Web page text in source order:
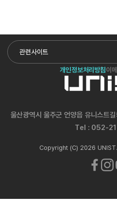
개인정보처리방침이
관련사이트
울산광역시 울주군 언양읍 유니스
Tel : 052-
Copyright (C) 2026